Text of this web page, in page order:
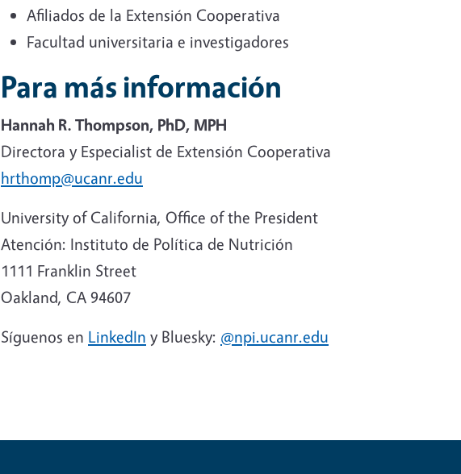
Afiliados de la Extensión Cooperativa
Facultad universitaria e investigadores
Para más información
Hannah R. Thompson, PhD, MPH
Directora y Especialist de Extensión Cooperativa
hrthomp@ucanr.edu
University of California, Office of the President
Atención: Instituto de Política de Nutrición
1111 Franklin Street
Oakland, CA 94607
Síguenos en LinkedIn y Bluesky: @npi.ucanr.edu